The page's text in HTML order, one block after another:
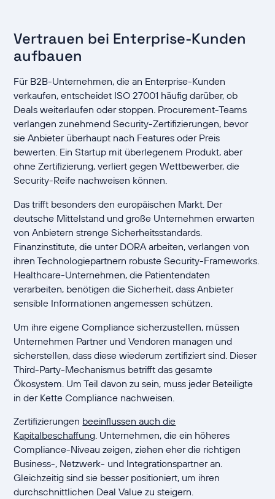
Vertrauen bei Enterprise-Kunden
aufbauen
Für B2B-Unternehmen, die an Enterprise-Kunden
verkaufen, entscheidet ISO 27001 häufig darüber, ob
Deals weiterlaufen oder stoppen. Procurement-Teams
verlangen zunehmend Security-Zertifizierungen, bevor
sie Anbieter überhaupt nach Features oder Preis
bewerten. Ein Startup mit überlegenem Produkt, aber
ohne Zertifizierung, verliert gegen Wettbewerber, die
Security-Reife nachweisen können.
Das trifft besonders den europäischen Markt. Der
deutsche Mittelstand und große Unternehmen erwarten
von Anbietern strenge Sicherheitsstandards.
Finanzinstitute, die unter DORA arbeiten, verlangen von
ihren Technologiepartnern robuste Security-Frameworks.
Healthcare-Unternehmen, die Patientendaten
verarbeiten, benötigen die Sicherheit, dass Anbieter
sensible Informationen angemessen schützen.
Um ihre eigene Compliance sicherzustellen, müssen
Unternehmen Partner und Vendoren managen und
sicherstellen, dass diese wiederum zertifiziert sind. Dieser
Third-Party-Mechanismus betrifft das gesamte
Ökosystem. Um Teil davon zu sein, muss jeder Beteiligte
in der Kette Compliance nachweisen.
Zertifizierungen beeinflussen auch die
Kapitalbeschaffung. Unternehmen, die ein höheres
Compliance-Niveau zeigen, ziehen eher die richtigen
Business-, Netzwerk- und Integrationspartner an.
Gleichzeitig sind sie besser positioniert, um ihren
durchschnittlichen Deal Value zu steigern.